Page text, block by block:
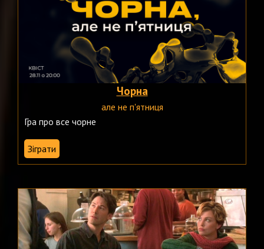
Чорна
але не п'ятниця
Гра про все чорне
Зіграти